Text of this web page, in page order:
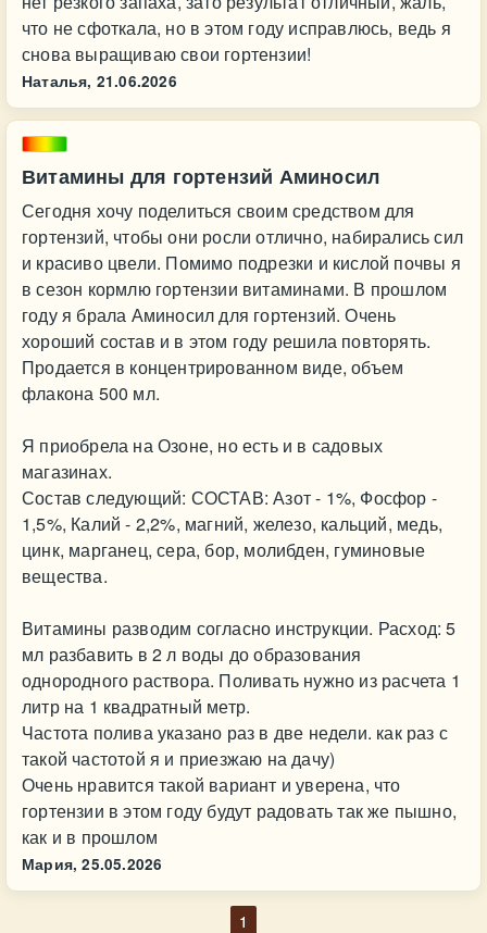
что не сфоткала, но в этом году исправлюсь, ведь я
снова выращиваю свои гортензии!
Наталья, 21.06.2026
Витамины для гортензий Аминосил
Сегодня хочу поделиться своим средством для
гортензий, чтобы они росли отлично, набирались сил
и красиво цвели. Помимо подрезки и кислой почвы я
в сезон кормлю гортензии витаминами. В прошлом
году я брала Аминосил для гортензий. Очень
хороший состав и в этом году решила повторять.
Продается в концентрированном виде, объем
флакона 500 мл.
Я приобрела на Озоне, но есть и в садовых
магазинах.
Состав следующий: СОСТАВ: Азот - 1%, Фосфор -
1,5%, Калий - 2,2%, магний, железо, кальций, медь,
цинк, марганец, сера, бор, молибден, гуминовые
вещества.
Витамины разводим согласно инструкции. Расход: 5
мл разбавить в 2 л воды до образования
однородного раствора. Поливать нужно из расчета 1
литр на 1 квадратный метр.
Частота полива указано раз в две недели. как раз с
такой частотой я и приезжаю на дачу)
Очень нравится такой вариант и уверена, что
гортензии в этом году будут радовать так же пышно,
как и в прошлом
Мария, 25.05.2026
1